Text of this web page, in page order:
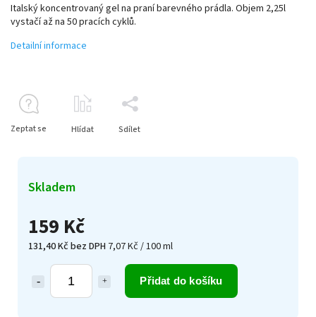
159 Kč
131,40 Kč bez DPH 7,07 Kč / 100 ml
Přidat do košíku
Skladem
Italský koncentrovaný gel na praní barevného prádla. Objem 2,25l
vystačí až na 50 pracích cyklů.
Detailní informace
Zeptat se Hlídat Sdílet